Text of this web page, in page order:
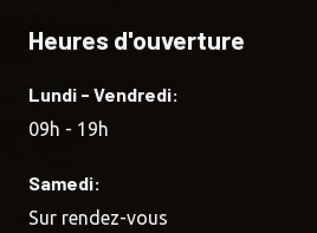
Heures d'ouverture
Lundi - Vendredi:
09h - 19h
Samedi:
Sur rendez-vous